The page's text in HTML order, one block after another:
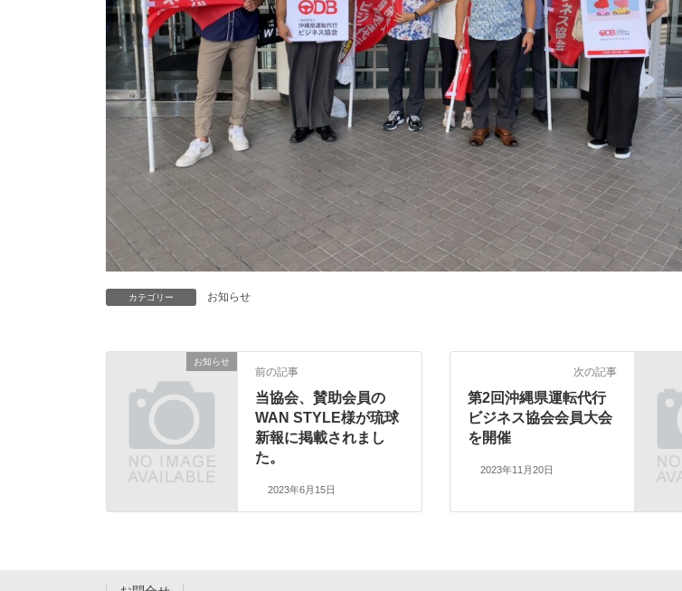
カテゴリー お知らせ
お知らせ
前の記事
当協会、賛助会員の
WAN STYLE様が琉球
新報に掲載されまし
た。
2023年6月15日
次の記事
第2回沖縄県運転代行
ビジネス協会会員大会
を開催
2023年11月20日